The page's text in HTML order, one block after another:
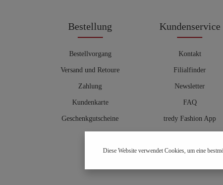
Bestellung
Bestellvorgang
Versand und Retoure
Zahlung
Kundenkarte
Geschenkgutscheine
Kundenservice
Kontakt
Filialfinder
Newsletter
FAQ
tredy Fashion App
Hosenberater
Diese Website verwendet Cookies, um eine